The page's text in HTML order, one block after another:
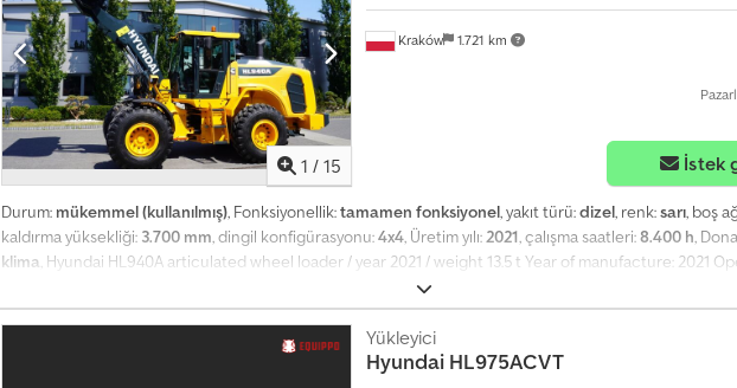
1 / 15
Kraków 1.721 km
İstek
Durum: mükemmel (kullanılmış), Fonksiyonellik:tamamen fonksiyonel, yakıt türü:dizel, renk:sarı, boş
kaldırma yüksekliği: 3.700 mm, dingil konfigürasyonu:4x4, Üretim yılı:2021, çalışma saatleri:8.400 h,
klima, Hyundai HL940A articulated wheel loader / year 2021 / weight 13.5 t Year of manufacture: 2021
8,400 h Operating weight: 13,500 kg Dcodozrfvxepfx Abvsk Engine power: 158 HP 6-cylinder Cummins
conditioning Joystick control Differential lock 4x4 drive 4-speed transmission Onboard scale Bucket
Additional hydraulic lines Maximum bucket lift height: 370 cm Bucket capacity: 2.5 m³ The machine
from and serviced at the Hyundai service center. 100% accident-free Excellent technical and visual
Yükleyici
Hyundai HL975ACVT